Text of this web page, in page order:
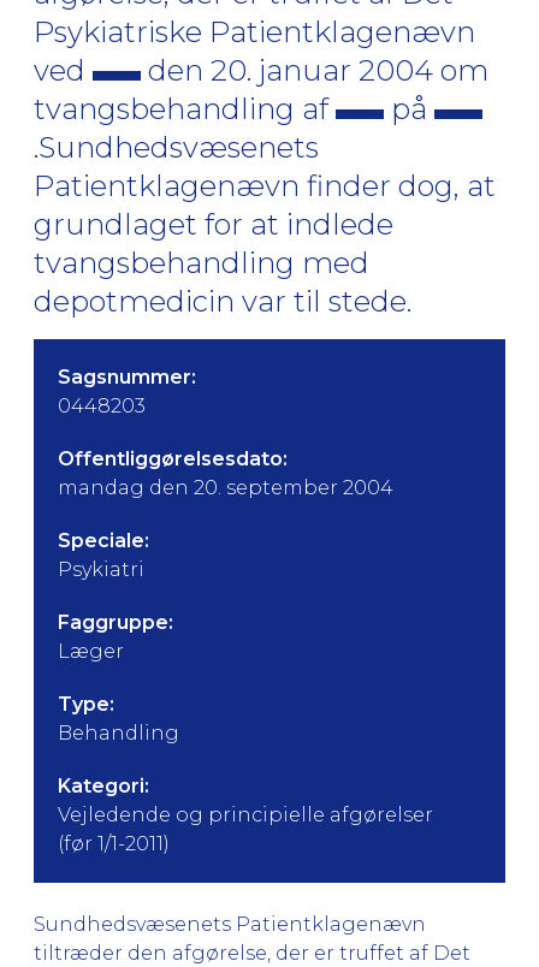
Psykiatriske Patientklagenævn
ved
den 20. januar 2004 om
tvangsbehandling af
på
.Sundhedsvæsenets
Patientklagenævn finder dog, at
grundlaget for at indlede
tvangsbehandling med
depotmedicin var til stede.
Sagsnummer:
0448203
Offentliggørelsesdato:
mandag den 20. september 2004
Speciale:
Psykiatri
Faggruppe:
Læger
Type:
Behandling
Kategori:
Vejledende og principielle afgørelser
(før 1/1-2011)
Sundhedsvæsenets Patientklagenævn
tiltræder den afgørelse, der er truffet af Det